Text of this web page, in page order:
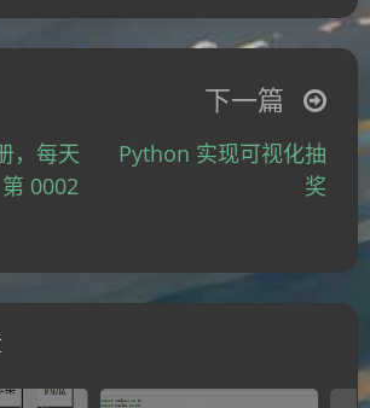
ヾ(≧∇≦*)ゝ
(☆ω☆)
٩(ˊᗜˋ*)و
(ノ°ο°)ノ
⌇●﹏●⌇
(ó﹏ò｡)
，每天
0002
下一篇
Python 实现可视化抽
奖